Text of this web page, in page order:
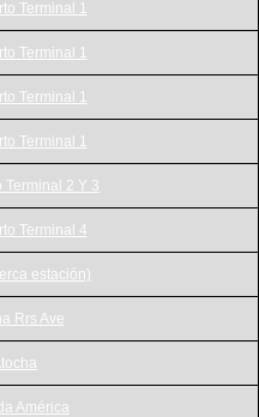
Terminal 1
Terminal 1
Terminal 1
Terminal 1
Terminal 2 Y 3
Terminal 4
estación)
Rrs Ave
América